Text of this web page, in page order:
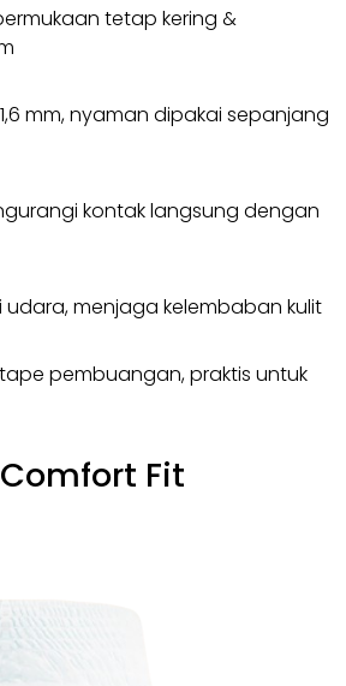
tetap kering &
mm, nyaman dipakai sepanjang
kontak langsung dengan
udara, menjaga kelembaban kulit
pembuangan, praktis untuk
Comfort Fit